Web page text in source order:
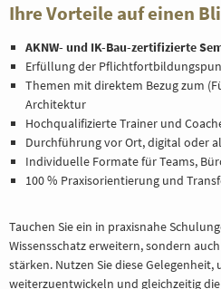
Ihre Vorteile auf einen
AKNW- und IK-Bau-zertifizierte
Erfüllung der
Themen mit direktem Bezug zum
Architektur
Hochqualifizierte Trainer und
Durchführung vor Ort, digital oder
Individuelle Formate für Teams,
100 % Praxisorientierung und
Tauchen Sie ein in praxisnahe
Wissensschatz erweitern, sondern
stärken. Nutzen Sie diese Gelegenheit,
weiterzuentwickeln und gleichzeitig